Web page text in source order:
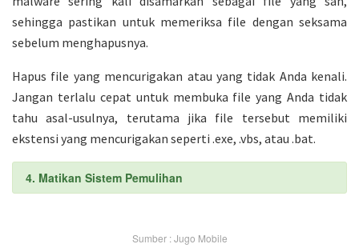
sehingga pastikan untuk memeriksa file dengan seksama
sebelum menghapusnya.
Hapus file yang mencurigakan atau yang tidak Anda kenali.
Jangan terlalu cepat untuk membuka file yang Anda tidak
tahu asal-usulnya, terutama jika file tersebut memiliki
ekstensi yang mencurigakan seperti .exe, .vbs, atau .bat.
4. Matikan Sistem Pemulihan
Sumber : Jugo Mobile